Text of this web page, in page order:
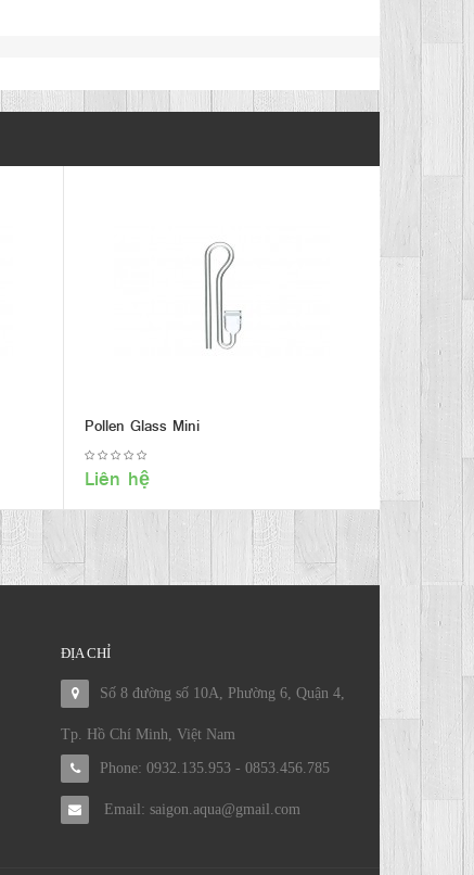
Pollen Glass Mini
Liên hệ
ĐỊA CHỈ
Số 8 đường số 10A, Phường 6, Quận 4,
Tp. Hồ Chí Minh, Việt Nam
Phone: 0932.135.953 - 0853.456.785
Email: saigon.aqua@gmail.com